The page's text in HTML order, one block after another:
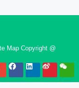
Map Copyright @